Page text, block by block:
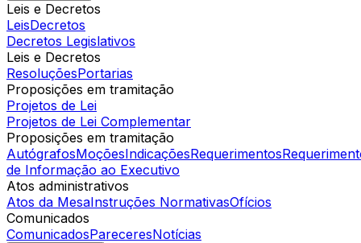
Leis e Decretos
LeisDecretos
Decretos Legislativos
Leis e Decretos
ResoluçõesPortarias
Proposições em tramitação
Projetos de Lei
Projetos de Lei Complementar
Proposições em tramitação
AutógrafosMoçõesIndicaçõesRequerimentos
de Informação ao Executivo
Atos administrativos
Atos da MesaInstruções NormativasOfícios
Comunicados
ComunicadosPareceresNotícias